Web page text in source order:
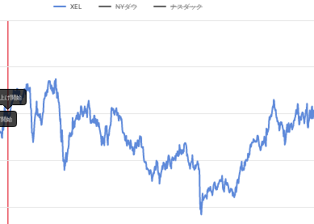
summary
ング開始
始
げ開始
XEL NYダウ ナスダック